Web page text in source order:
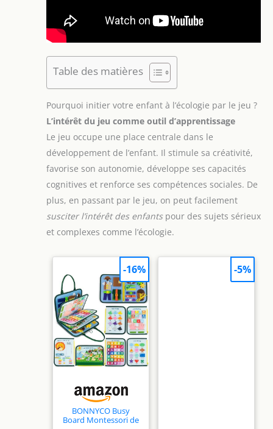
Table des matières
Pourquoi initier votre enfant à l’écologie par le jeu ?
L’intérêt du jeu comme outil d’apprentissage
Le jeu occupe une place centrale dans le
développement de l’enfant. Il stimule sa créativité,
favorise son autonomie, développe ses capacités
cognitives et renforce ses compétences sociales. De
plus, en passant par le jeu, on peut facilement
susciter l’intérêt des enfantspour des sujets sérieux
et complexes comme l’écologie.
BONNYCO Busy
Board Montessori de
-16% -5%